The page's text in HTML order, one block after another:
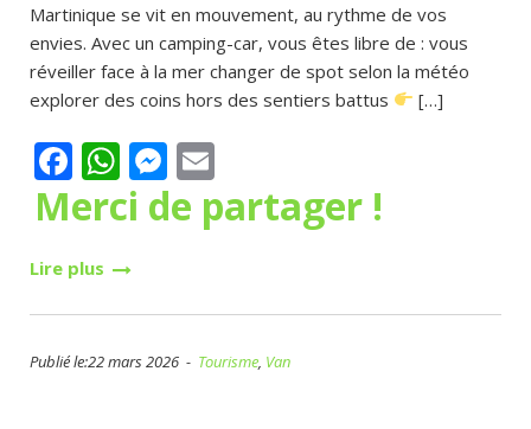
Martinique se vit en mouvement, au rythme de vos
envies. Avec un camping-car, vous êtes libre de : vous
réveiller face à la mer changer de spot selon la météo
explorer des coins hors des sentiers battus
[…]
Facebook
WhatsApp
Messenger
Merci de partager !
Lire plus
Publié le:22 mars 2026 - Tourisme, Van